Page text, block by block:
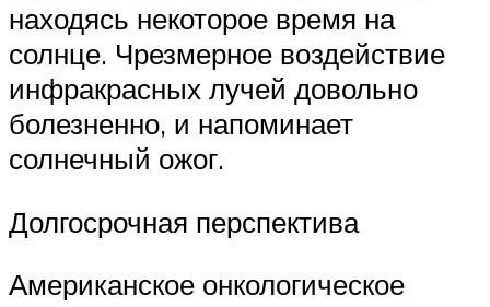
находясь некоторое время на
солнце. Чрезмерное воздействие
инфракрасных лучей довольно
болезненно, и напоминает
солнечный ожог.
Долгосрочная перспектива
Американское онкологическое